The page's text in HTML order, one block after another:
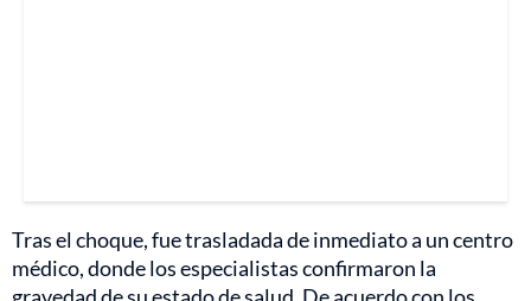
Tras el choque, fue trasladada de inmediato a un centro
médico, donde los especialistas confirmaron la